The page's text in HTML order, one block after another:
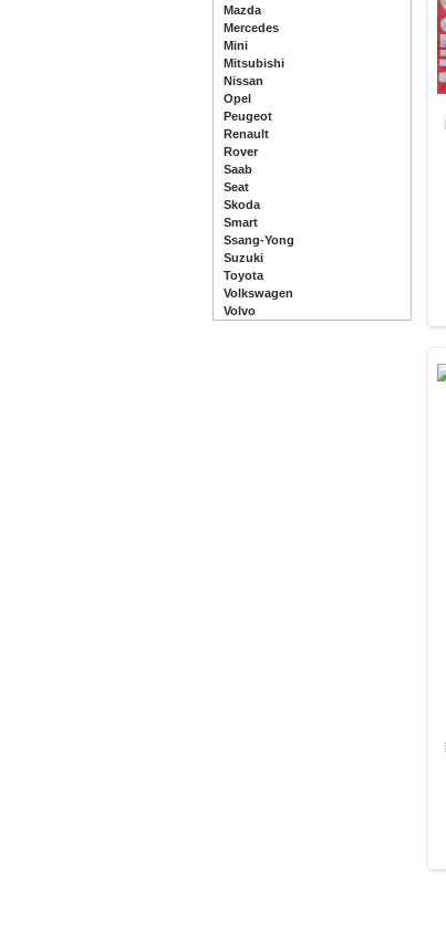
Mazda
Mercedes
Mini
Mitsubishi
Nissan
Opel
Peugeot
Renault
Rover
Saab
Seat
Skoda
Smart
Ssang-Yong
Suzuki
Toyota
Volkswagen
Volvo